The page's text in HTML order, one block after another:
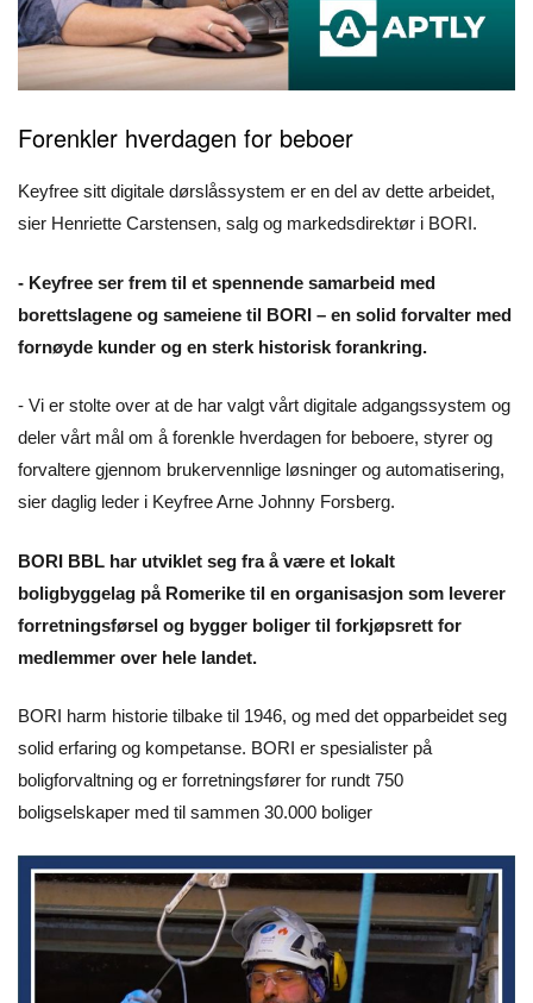
Forenkler hverdagen for beboer
Keyfree sitt digitale dørslåssystem er en del av dette arbeidet,
sier Henriette Carstensen, salg og markedsdirektør i BORI.
- Keyfree ser frem til et spennende samarbeid med
borettslagene og sameiene til BORI – en solid forvalter med
fornøyde kunder og en sterk historisk forankring.
- Vi er stolte over at de har valgt vårt digitale adgangssystem og
deler vårt mål om å forenkle hverdagen for beboere, styrer og
forvaltere gjennom brukervennlige løsninger og automatisering,
sier daglig leder i Keyfree Arne Johnny Forsberg.
BORI BBL har utviklet seg fra å være et lokalt
boligbyggelag på Romerike til en organisasjon som leverer
forretningsførsel og bygger boliger til forkjøpsrett for
medlemmer over hele landet.
BORI harm historie tilbake til 1946, og med det opparbeidet seg
solid erfaring og kompetanse. BORI er spesialister på
boligforvaltning og er forretningsfører for rundt 750
boligselskaper med til sammen 30.000 boliger